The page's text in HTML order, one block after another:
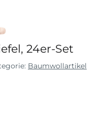
24er-Set
Baumwollartikel